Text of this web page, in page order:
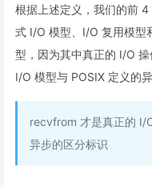
根据上述定义，我们的前
式 I/O 模型、I/O 复用模型
型，因为其中真正的 I/O
I/O 模型与 POSIX 定义的
recvfrom 才是真正的 I/
异步的区分标识